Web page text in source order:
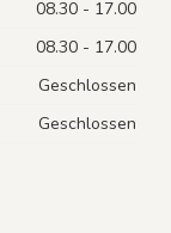
08.30 - 17.00
08.30 - 17.00
Geschlossen
Geschlossen